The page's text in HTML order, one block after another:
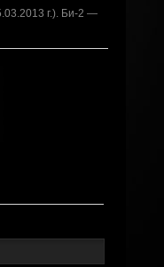
г.). Би-2 —